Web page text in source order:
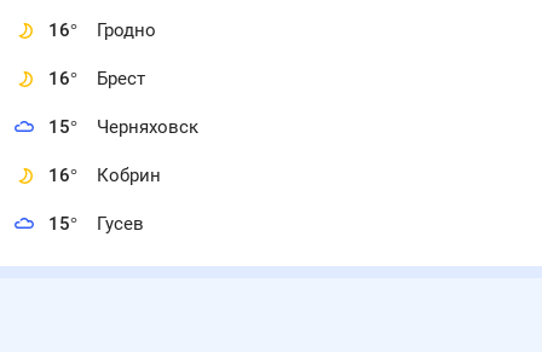
16° Гродно
16° Брест
15° Черняховск
16° Кобрин
15° Гусев